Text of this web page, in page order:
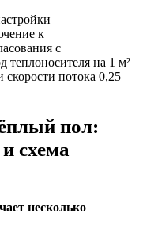
к
с
теплоносителя на 1 м²
потока 0,25–
пол:
схема
несколько